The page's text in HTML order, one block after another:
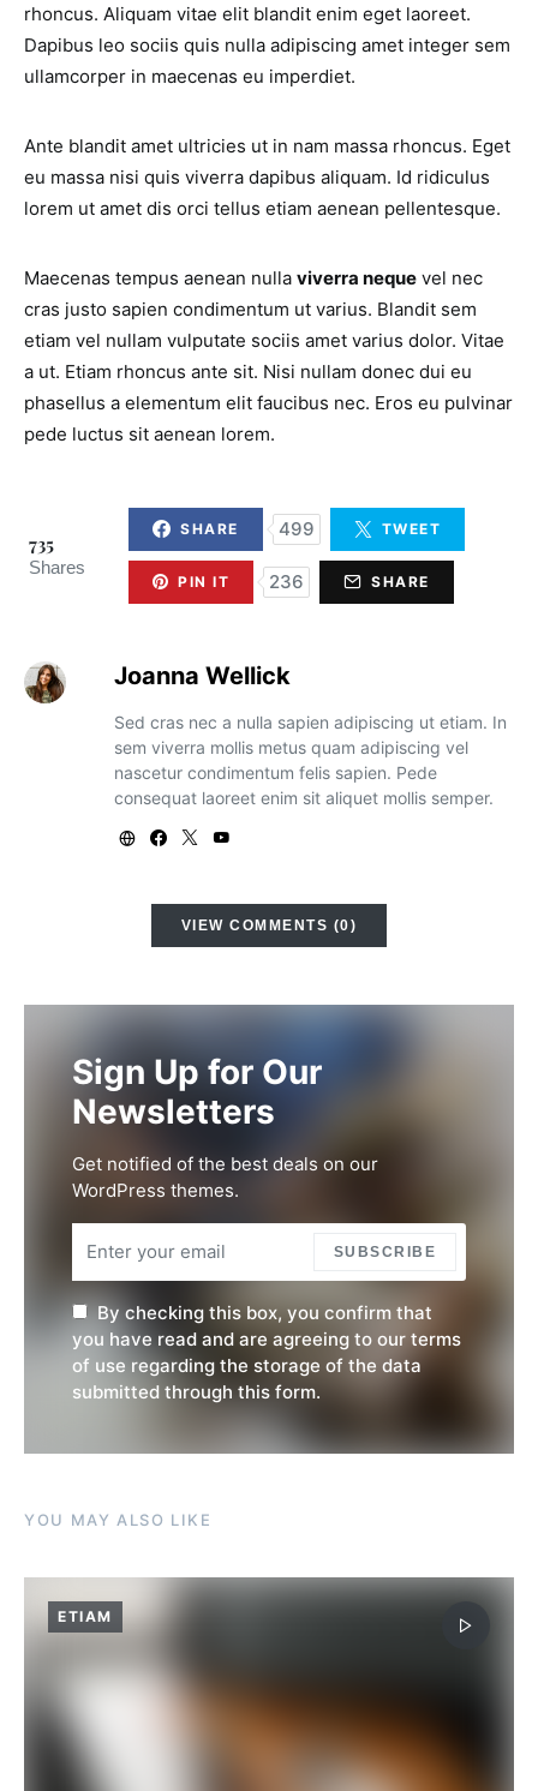
rhoncus. Aliquam vitae elit blandit enim eget laoreet.
Dapibus leo sociis quis nulla adipiscing amet integer sem
ullamcorper in maecenas eu imperdiet.
Ante blandit amet ultricies ut in nam massa rhoncus. Eget
eu massa nisi quis viverra dapibus aliquam. Id ridiculus
lorem ut amet dis orci tellus etiam aenean pellentesque.
Maecenas tempus aenean nulla viverra neque vel nec
cras justo sapien condimentum ut varius. Blandit sem
etiam vel nullam vulputate sociis amet varius dolor. Vitae
a ut. Etiam rhoncus ante sit. Nisi nullam donec dui eu
phasellus a elementum elit faucibus nec. Eros eu pulvinar
pede luctus sit aenean lorem.
735
Shares
SHARE 499 TWEET
PIN IT 236 SHARE
Joanna Wellick
Sed cras nec a nulla sapien adipiscing ut etiam. In
sem viverra mollis metus quam adipiscing vel
nascetur condimentum felis sapien. Pede
consequat laoreet enim sit aliquet mollis semper.
VIEW COMMENTS (0)
Sign Up for Our
Newsletters
Get notified of the best deals on our
WordPress themes.
SUBSCRIBE
By checking this box, you confirm that
you have read and are agreeing to our terms
of use regarding the storage of the data
submitted through this form.
YOU MAY ALSO LIKE
ETIAM